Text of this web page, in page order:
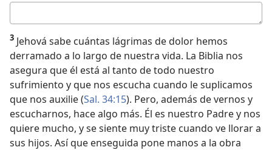
3 Jehová sabe cuántas lágrimas de dolor hemos
derramado a lo largo de nuestra vida. La Biblia nos
asegura que él está al tanto de todo nuestro
sufrimiento y que nos escucha cuando le suplicamos
que nos auxilie (Sal. 34:15). Pero, además de vernos y
escucharnos, hace algo más. Él es nuestro Padre y nos
quiere mucho, y se siente muy triste cuando ve llorar a
sus hijos. Así que enseguida pone manos a la obra